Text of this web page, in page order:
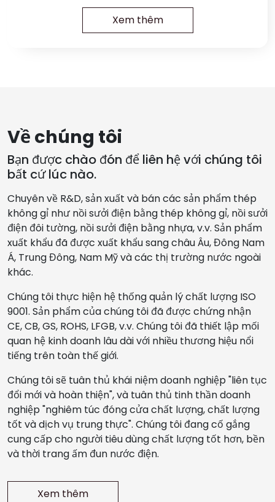
Xem thêm
Về chúng tôi
Bạn được chào đón để liên hệ với chúng tôi
bất cứ lúc nào.
Chuyên về R&D, sản xuất và bán các sản phẩm thép
không gỉ như nồi sưởi điện bằng thép không gỉ, nồi sưởi
điện đôi tường, nồi sưởi điện bằng nhựa, v.v. Sản phẩm
xuất khẩu đã được xuất khẩu sang châu Âu, Đông Nam
Á, Trung Đông, Nam Mỹ và các thị trường nước ngoài
khác.
Chúng tôi thực hiện hệ thống quản lý chất lượng ISO
9001. Sản phẩm của chúng tôi đã được chứng nhận
CE, CB, GS, ROHS, LFGB, v.v. Chúng tôi đã thiết lập mối
quan hệ kinh doanh lâu dài với nhiều thương hiệu nổi
tiếng trên toàn thế giới.
Chúng tôi sẽ tuân thủ khái niệm doanh nghiệp "liên tục
đổi mới và hoàn thiện", và tuân thủ tinh thần doanh
nghiệp "nghiêm túc đóng cửa chất lượng, chất lượng
tốt và dịch vụ trung thực". Chúng tôi đang cố gắng
cung cấp cho người tiêu dùng chất lượng tốt hơn, bền
và thời trang ấm đun nước điện.
Xem thêm